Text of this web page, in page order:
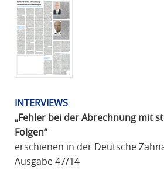
INTERVIEWS
„Fehler bei der Abrechnung mit
Folgen“
erschienen in der Deutsche
Ausgabe 47/14